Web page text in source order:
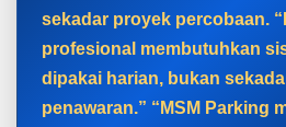
sekadar proyek percobaan.
profesional membutuhkan
dipakai harian, bukan
penawaran.” “MSM Parking